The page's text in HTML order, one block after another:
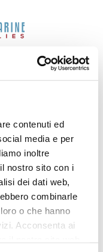
contenuti ed
media e per
inoltre
nostro sito con i
dei dati web,
combinarle
o che hanno
Acconsenta ai